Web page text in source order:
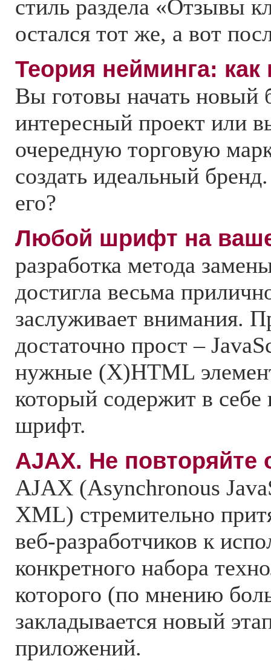
стиль раздела «Отзывы
остался тот же, а вот
Теория нейминга: как
Вы готовы начать новый
интересный проект или
очередную торговую
создать идеальный
его?
Любой шрифт на
разработка метода
достигла весьма
заслуживает внимания.
достаточно прост –
нужные (X)HTML
который содержит в
шрифт.
АJAX. Не повторяйте
AJAX (Asynchronous
XML) стремительно
веб-разработчиков к
конкретного набора
которого (по мнению
закладывается новый
приложений.